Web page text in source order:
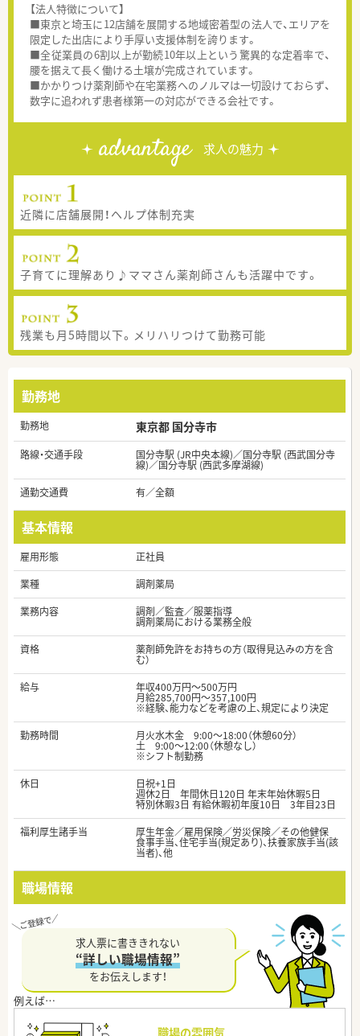
【法人特徴について】
■東京と埼玉に12店舗を展開する地域密着型の法人で、エリアを
限定した出店により手厚い支援体制を誇ります。
■全従業員の6割以上が勤続10年以上という驚異的な定着率で、
腰を据えて長く働ける土壌が完成されています。
■かかりつけ薬剤師や在宅業務へのノルマは一切設けておらず、
数字に追われず患者様第一の対応ができる会社です。
advantage 求人の魅力
近隣に店舗展開！ヘルプ体制充実
子育てに理解あり♪ママさん薬剤師さんも活躍中です。
残業も月5時間以下。メリハリつけて勤務可能
勤務地
勤務地 東京都 国分寺市
路線・交通手段 国分寺駅 (JR中央本線)／国分寺駅 (西武国分寺
線)／国分寺駅 (西武多摩湖線)
通勤交通費
有／全額
基本情報
雇用形態
正社員
業種
調剤薬局
業務内容
調剤／監査／服薬指導
調剤薬局における業務全般
資格
薬剤師免許をお持ちの方（取得見込みの方を含
む）
給与
年収400万円～500万円
月給285,700円～357,100円
※経験、能力などを考慮の上、規定により決定
勤務時間
月火水木金 9:00～18:00（休憩60分）
土 9:00～12:00（休憩なし）
※シフト制勤務
休日
日祝+1日
週休2日 年間休日120日 年末年始休暇5日
特別休暇3日 有給休暇初年度10日 3年目23日
福利厚生諸手当
厚生年金／雇用保険／労災保険／その他健保
食事手当、住宅手当(規定あり)、扶養家族手当(該
当者)、他
職場情報
求人票に書ききれない
“詳しい職場情報”
をお伝えします！